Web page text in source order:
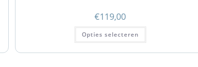
€119,00
Opties selecteren